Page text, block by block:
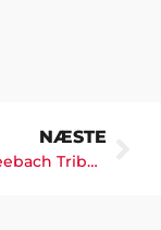
NÆSTE
NYHED! Seebach Tribute!